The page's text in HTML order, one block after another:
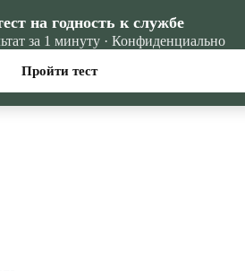
на годность к службе
за 1 минуту · Конфиденциально
Пройти тест